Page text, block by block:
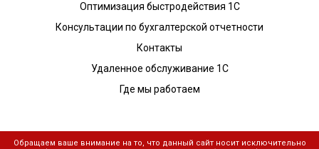
Оптимизация быстродействия 1С
Консультации по бухгалтерской отчетности
Контакты
Удаленное обслуживание 1С
Где мы работаем
Обращаем ваше внимание на то, что данный сайт носит исключительно